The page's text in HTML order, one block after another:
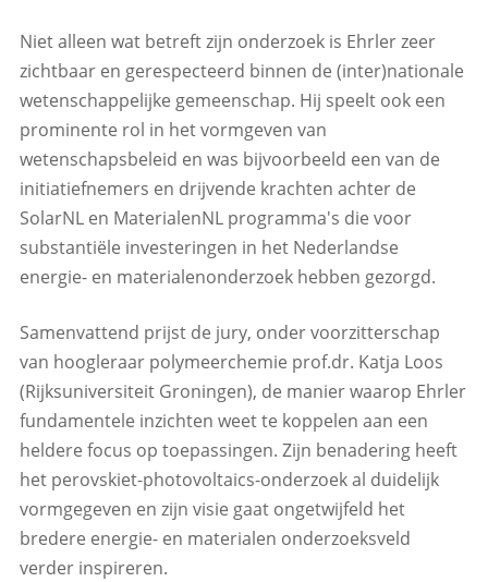
Niet alleen wat betreft zijn onderzoek is Ehrler zeer
zichtbaar en gerespecteerd binnen de (inter)nationale
wetenschappelijke gemeenschap. Hij speelt ook een
prominente rol in het vormgeven van
wetenschapsbeleid en was bijvoorbeeld een van de
initiatiefnemers en drijvende krachten achter de
SolarNL en MaterialenNL programma's die voor
substantiële investeringen in het Nederlandse
energie- en materialenonderzoek hebben gezorgd.
Samenvattend prijst de jury, onder voorzitterschap
van hoogleraar polymeerchemie prof.dr. Katja Loos
(Rijksuniversiteit Groningen), de manier waarop Ehrler
fundamentele inzichten weet te koppelen aan een
heldere focus op toepassingen. Zijn benadering heeft
het perovskiet-photovoltaics-onderzoek al duidelijk
vormgegeven en zijn visie gaat ongetwijfeld het
bredere energie- en materialen onderzoeksveld
verder inspireren.